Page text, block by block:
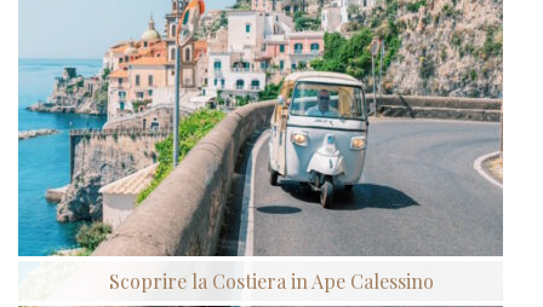
Scoprire la Costiera in Ape Calessino